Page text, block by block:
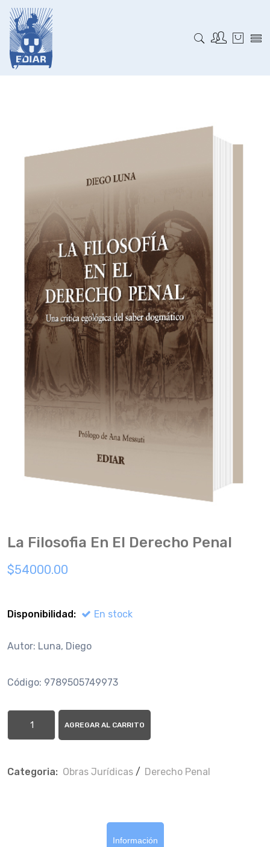
La Filosofia En El Derecho Penal
$54000.00
Disponibilidad: En stock
Autor: Luna, Diego
Código: 9789505749973
AGREGAR AL CARRITO
Categoria: Obras Jurí­dicas / Derecho Penal
Información